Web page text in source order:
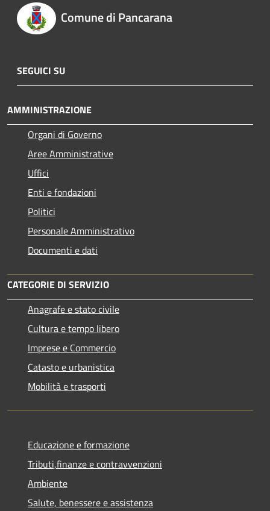
Comune di Pancarana
SEGUICI SU
AMMINISTRAZIONE
Organi di Governo
Aree Amministrative
Uffici
Enti e fondazioni
Politici
Personale Amministrativo
Documenti e dati
CATEGORIE DI SERVIZIO
Anagrafe e stato civile
Cultura e tempo libero
Imprese e Commercio
Catasto e urbanistica
Mobilità e trasporti
Educazione e formazione
Tributi,finanze e contravvenzioni
Ambiente
Salute, benessere e assistenza